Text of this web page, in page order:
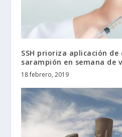
SSH prioriza aplicación de
sarampión en semana de
18 febrero, 2019